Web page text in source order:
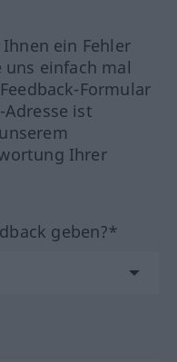
ein Fehler
einfach mal
Formular
Adresse ist
Ihrer
geben?*